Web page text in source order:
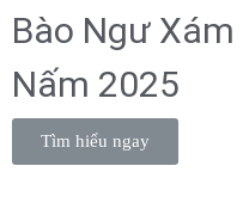
Bào Ngư Xám
Nấm 2025
Tìm hiểu ngay